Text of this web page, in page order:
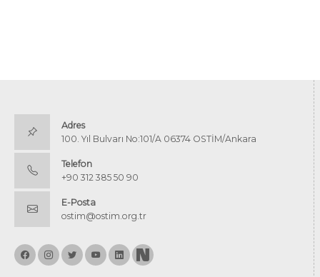
Adres
100. Yıl Bulvarı No:101/A 06374 OSTİM/Ankara
Telefon
+90 312 385 50 90
E-Posta
ostim@ostim.org.tr